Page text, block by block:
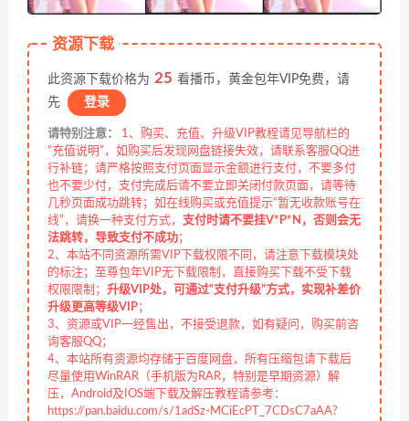
资源下载
此资源下载价格为 25 看播币，黄金包年VIP免费，请
先
登录
请特别注意：
1、购买、充值、升级VIP教程请见导航栏的
“充值说明”，如购买后发现网盘链接失效，请联系客服QQ进
行补链；请严格按照支付页面显示金额进行支付，不要多付
也不要少付，支付完成后请不要立即关闭付款页面，请等待
几秒页面成功跳转；如在线购买或充值提示“暂无收款账号在
线”，请换一种支付方式， 支付时请不要挂V*P*N，否则会无
法跳转，导致支付不成功；
2、本站不同资源所需VIP下载权限不同，请注意下载模块处
的标注；至尊包年VIP无下载限制，直接购买下载不受下载
权限限制； 升级VIP处，可通过“支付升级”方式，实现补差价
升级更高等级VIP；
3、资源或VIP一经售出，不接受退款，如有疑问，购买前咨
询客服QQ；
4、本站所有资源均存储于百度网盘，所有压缩包请下载后
尽量使用WinRAR（手机版为RAR，特别是早期资源）解
压，Android及IOS端下载及解压教程请参考：
https://pan.baidu.com/s/1adSz-MCiEcPT_7CDsC7aAA?